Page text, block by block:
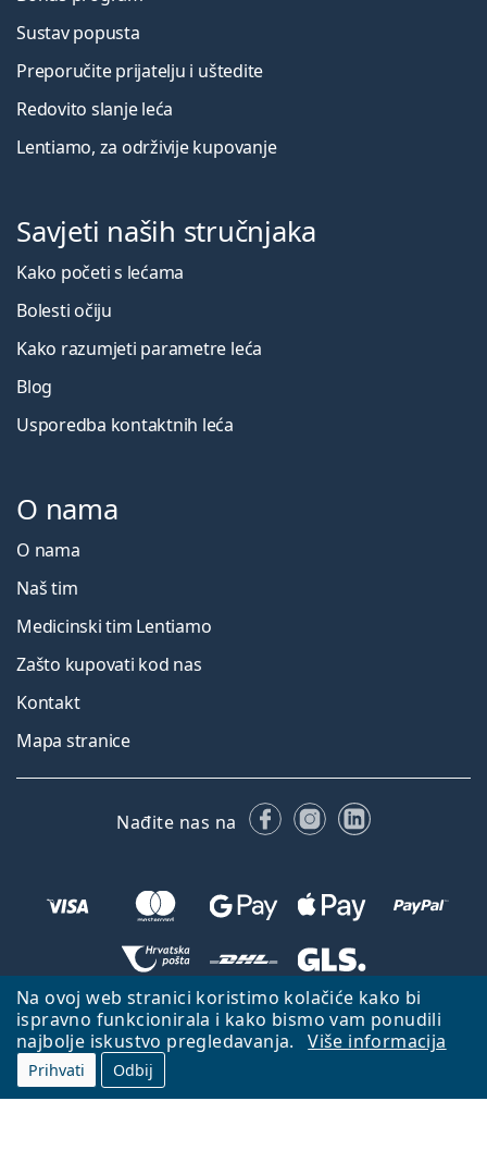
Na ovoj web stranici koristimo kolačiće kako bi
ispravno funkcionirala i kako bismo vam ponudili
najbolje iskustvo pregledavanja.
Više informacija
Prihvati Odbij
Sustav popusta
Preporučite prijatelju i uštedite
Redovito slanje leća
Lentiamo, za održivije kupovanje
Savjeti naših stručnjaka
Kako početi s lećama
Bolesti očiju
Kako razumjeti parametre leća
Blog
Usporedba kontaktnih leća
O nama
O nama
Naš tim
Medicinski tim Lentiamo
Zašto kupovati kod nas
Kontakt
Mapa stranice
Nađite nas na FacebookuInstagramu
LinkedIn
Natrag na početnu stranicu
Idi gore
Lentiamo.hr je u vlasništvu i upravljanju tvrtke Lentiamo s.r.o., Češka
Republika